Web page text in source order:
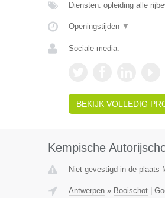
Diensten: opleiding alle
Openingstijden ▼
Sociale media:
BEKIJK VOLLEDIG
Kempische
Niet gevestigd in de plaats
Antwerpen» Booischot|